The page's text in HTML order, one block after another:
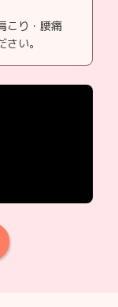
こり・腰痛
い。